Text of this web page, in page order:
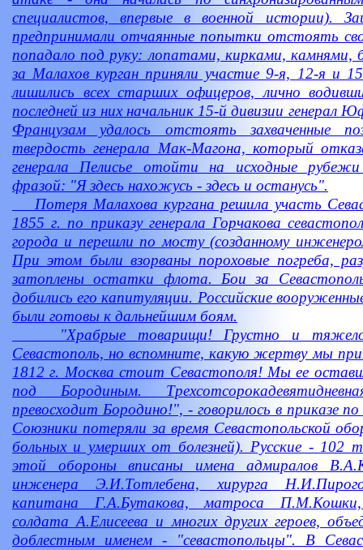
специалистов, впервые в военной истории).
предпринимали отчаянные попытки отстоять
попадало под руку: лопатами, кирками, камнями,
за Малахов курган приняли участие 9-я, 12-я и
лишились всех старших офицеров, лично
последней из них начальник 15-й дивизии
Французам удалось отстоять захваченные
твердость генерала Мак-Магона, который
генерала Пелисье отойти на исходные
фразой: "Я здесь нахожусь - здесь и останусь".
Потеря Малахова кургана решила участь
1855 г. по приказу генерала Горчакова
города и перешли по мосту (созданному
При этом были взорваны пороховые погреба,
затоплены остатки флота. Бои за
добились его капитуляции. Российские
были готовы к дальнейшим боям.
"Храбрые товарищи! Грустно и тяжело
Севастополь, но вспомните, какую жертву мы
1812 г. Москва стоит Севастополя! Мы ее
под Бородиным.
превосходит Бородино!", - говорилось в приказе
Союзники потеряли за время Севастопольской
больных и умерших от болезней). Русские - 102
этой обороны вписаны имена адмиралов
инженера Э.И.Тотлебена, хирурга
капитана Г.А.Бутакова, матроса
солдата А.Елисеева и многих других героев,
доблестным именем - "севастопольцы". В